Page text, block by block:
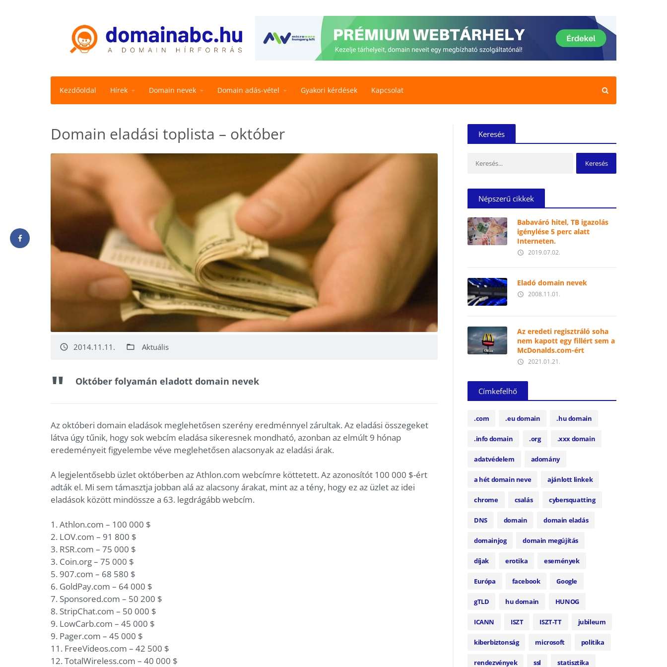
Kezdőoldal Hírek Domain nevek Domain adás-vétel Gyakori kérdések Kapcsolat
Domain eladási toplista – október
access_time 2014.11.11. folder_open Aktuális
Október folyamán eladott domain nevek
Az októberi domain eladások meglehetősen szerény eredménnyel zárultak. Az eladási összegeket
látva úgy tűnik, hogy sok webcím eladása sikeresnek mondható, azonban az elmúlt 9 hónap
eredeményeit figyelembe véve meglehetősen alacsonyak az eladási árak.
A legjelentősebb üzlet októberben az Athlon.com webcímre köttetett. Az azonosítót 100 000 $-ért
adták el. Mi sem támasztja jobban alá az alacsony árakat, mint az a tény, hogy ez az üzlet az idei
eladások között mindössze a 63. legdrágább webcím.
1. Athlon.com – 100 000 $
2. LOV.com – 91 800 $
3. RSR.com – 75 000 $
3. Coin.org – 75 000 $
5. 907.com – 68 580 $
6. GoldPay.com – 64 000 $
7. Sponsored.com – 50 200 $
8. StripChat.com – 50 000 $
9. LowCarb.com – 45 000 $
9. Pager.com – 45 000 $
11. FreeVideos.com – 42 500 $
12. TotalWireless.com – 40 000 $
Keresés
Népszerű cikkek
Babaváró hitel, TB igazolás
igénylése 5 perc alatt
Interneten.
access_time 2019.07.02.
Eladó domain nevek
access_time 2008.11.01.
Az eredeti regisztráló soha
nem kapott egy fillért sem a
McDonalds.com-ért
access_time 2021.01.21.
Címkefelhő
.com .eu domain .hu domain
.info domain .org .xxx domain
adatvédelem adomány
a hét domain neve ajánlott linkek
chrome csalás cybersquatting
DNS domain domain eladás
domainjog domain megújítás
díjak erotika események
Európa facebook Google
gTLD hu domain HUNOG
ICANN ISZT ISZT-TT jubileum
kiberbiztonság microsoft politika
rendezvények ssl statisztika